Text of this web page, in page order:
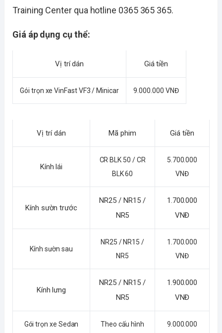
Training Center qua hotline 0365 365 365.
Giá áp dụng cụ thể:
Vị trí dán Giá tiền
Gói trọn xe VinFast VF3 / Minicar 9.000.000 VNĐ
Vị trí dán Mã phim Giá tiền
Kính lái
CR BLK 50 / CR
BLK 60
5.700.000
VNĐ
Kính sườn trước
NR25 / NR15 /
NR5
1.700.000
VNĐ
Kính sườn sau
NR25 / NR15 /
NR5
1.700.000
VNĐ
Kính lưng
NR25 / NR15 /
NR5
1.900.000
VNĐ
Gói trọn xe Sedan
Theo cấu hình
9.000.000